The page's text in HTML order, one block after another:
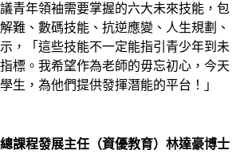
青年領袖需要掌握的六大未來技能，包
難、數碼技能、抗逆應變、人生規劃、
，「這些技能不一定能指引青少年到未
標。我希望作為老師的毋忘初心，今天
生，為他們提供發揮潛能的平台！」
課程發展主任（資優教育）林達豪博士